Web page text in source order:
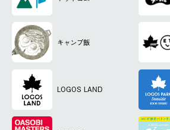
キャンプ飯
LOGOS LAND